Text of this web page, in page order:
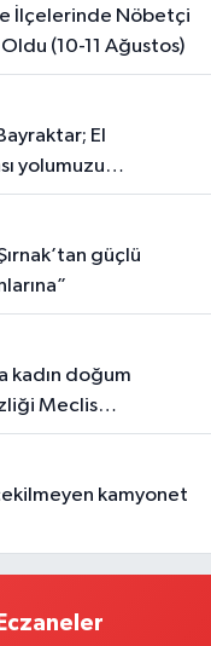
(10-11 Ağustos)
yolumuzu
Meclis